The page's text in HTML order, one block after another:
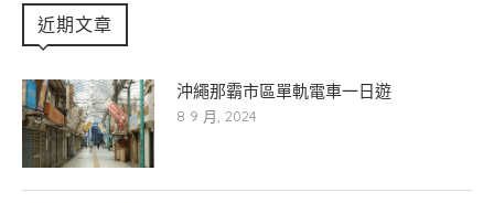
近期文章
沖繩那霸市區單軌電車一日遊
8 9 月, 2024